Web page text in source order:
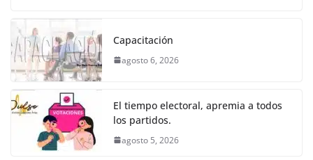
k
c
e
b
o
o
k
itt
er s
A
p
e
n
er
Capacitación
agosto 6, 2026
El tiempo electoral, apremia a todos
los partidos.
agosto 5, 2026